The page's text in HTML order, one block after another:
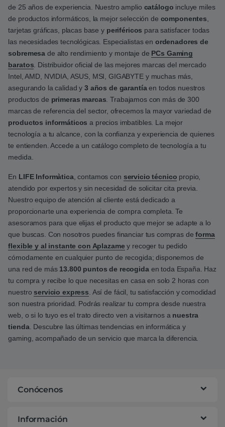
de 25 años de experiencia. Nuestro amplio catálogo incluye miles
de productos informáticos, la mejor selección de componentes
tarjetas gráficas, placas base y periféricos para satisfacer todas
las necesidades tecnológicas. Especialistas en ordenadores de
sobremesa de alto rendimiento y montaje de PCs Gaming
baratos . Distribuidor oficial de las mejores marcas del mercado
Intel, AMD, NVIDIA, ASUS, MSI, GIGABYTE y muchas más,
asegurando la calidad y 3 años de garantíaen todos nuestros
productos de primeras marcas . Trabajamos con más de 300
marcas de referencia del sector, ofrecemos la mayor variedad de
productos informáticos a precios imbatibles. La mejor
tecnología a tu alcance, con la confianza y experiencia de quienes
te entienden. Accede a un catálogo completo de tecnología a tu
medida.
En LIFE Informàtica, contamos con servicio técnico propio,
atendido por expertos y sin necesidad de solicitar cita previa.
Nuestro equipo de atención al cliente está dedicado a
proporcionarte una experiencia de compra completa. Te
asesoramos para que elijas el producto que mejor se adapte a lo
que buscas. Con nosotros puedes financiar tus compras deforma
flexible y al instante con Aplazame y recoger tu pedido
cómodamente en cualquier punto de recogida; disponemos de
una red de más 13.800 puntos de recogidaen toda España. Haz
tu compra y recibe lo que necesitas en casa en solo 2 horas con
nuestro servicio express . Así de fácil, tu satisfacción y comodidad
son nuestra prioridad. Podrás realizar tu compra desde nuestra
web, o si lo tuyo es el trato directo ven a visitarnos a nuestra
tienda. Descubre las últimas tendencias en informática y
gaming, acompañado de un servicio que marca la diferencia.
Conócenos
Información